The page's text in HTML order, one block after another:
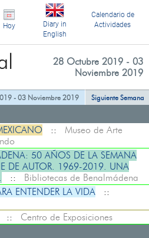
Hoy
Diary in
English
Calendario de
Actividades
28 Octubre 2019 - 03
Noviembre 2019
- 03 Noviembre 2019 Siguiente Semana
:: Museo de Arte
50 AÑOS DE LA SEMANA
DE AUTOR. 1969-2019. UNA
:: Bibliotecas de Benalmádena
ENTENDER LA VIDA ::
:: Centro de Exposiciones